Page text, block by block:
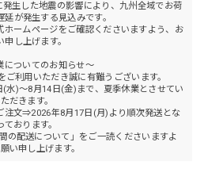
生した地震の影響により、九州全域でお荷
が発生する見込みです。
ームページをご確認くださいますよう、お
申し上げます。
についてのお知らせ～
ご利用いただき誠に有難うございます。
水)～8月14日(金)まで、夏季休業とさせてい
ただきます。
注文⇒2026年8月17日(月)より順次発送とな
ております。
の配送について」をご一読くださいますよ
い申し上げます。